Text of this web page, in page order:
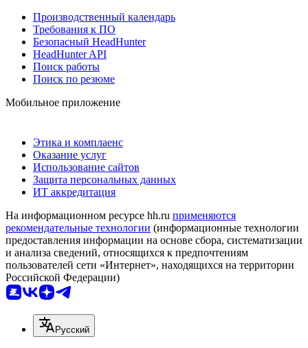
Производственный календарь
Требования к ПО
Безопасный HeadHunter
HeadHunter API
Поиск работы
Поиск по резюме
Мобильное приложение
Этика и комплаенс
Оказание услуг
Использование сайтов
Защита персональных данных
ИТ аккредитация
На информационном ресурсе hh.ru применяются
рекомендательные технологии (информационные технологии
предоставления информации на основе сбора, систематизации
и анализа сведений, относящихся к предпочтениям
пользователей сети «Интернет», находящихся на территории
Российской Федерации)
Русский